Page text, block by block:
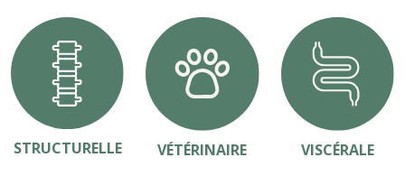
STRUCTURELLE VÉTÉRINAIRE VISCÉRALE